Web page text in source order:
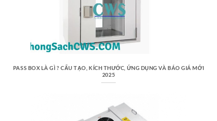
PASS BOX LÀ GÌ ? CẤU TẠO, KÍCH THƯỚC, ỨNG DỤNG VÀ BÁO GIÁ MỚI
2025